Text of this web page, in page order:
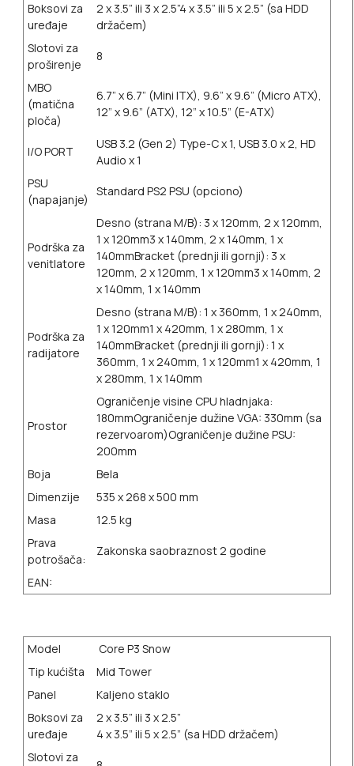
Boksovi za
uređaje
2 x 3.5” ili 3 x 2.5”4 x 3.5” ili 5 x 2.5” (sa HDD
držačem)
Slotovi za
proširenje
8
MBO
(matična
ploča)
6.7” x 6.7” (Mini ITX), 9.6” x 9.6” (Micro ATX),
12” x 9.6” (ATX), 12” x 10.5” (E-ATX)
I/O PORT
USB 3.2 (Gen 2) Type-C x 1, USB 3.0 x 2, HD
Audio x 1
PSU
(napajanje)
Standard PS2 PSU (opciono)
Podrška za
venitlatore
Desno (strana M/B): 3 x 120mm, 2 x 120mm,
1 x 120mm3 x 140mm, 2 x 140mm, 1 x
140mmBracket (prednji ili gornji): 3 x
120mm, 2 x 120mm, 1 x 120mm3 x 140mm, 2
x 140mm, 1 x 140mm
Podrška za
radijatore
Desno (strana M/B): 1 x 360mm, 1 x 240mm,
1 x 120mm1 x 420mm, 1 x 280mm, 1 x
140mmBracket (prednji ili gornji): 1 x
360mm, 1 x 240mm, 1 x 120mm1 x 420mm, 1
x 280mm, 1 x 140mm
Prostor
Ograničenje visine CPU hladnjaka:
180mmOgraničenje dužine VGA: 330mm (sa
rezervoarom)Ograničenje dužine PSU:
200mm
Boja
Bela
Dimenzije
535 x 268 x 500 mm
Masa
12.5 kg
Prava
potrošača:
Zakonska saobraznost 2 godine
EAN:
Model
Core P3 Snow
Tip kućišta
Mid Tower
Panel
Kaljeno staklo
Boksovi za
uređaje
2 x 3.5” ili 3 x 2.5”
4 x 3.5” ili 5 x 2.5” (sa HDD držačem)
Slotovi za